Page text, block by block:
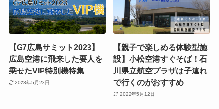
【G7広島サミット2023】
広島空港に飛来した要人を
乗せたVIP特別機特集
2023年5月23日
【親子で楽しめる体験型施
設】小松空港すぐそば！石
川県立航空プラザは子連れ
で行くのがおすすめ
2022年5月12日